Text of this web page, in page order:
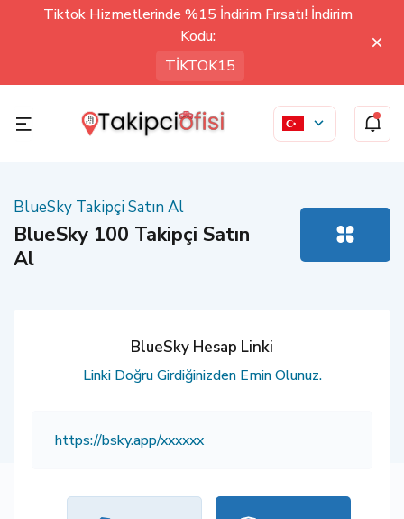
Tiktok Hizmetlerinde %15 İndirim Fırsatı! İndirim
Kodu:
TİKTOK15
BlueSky Takipçi Satın Al
BlueSky 100 Takipçi Satın
Al
BlueSky Hesap Linki
Linki Doğru Girdiğinizden Emin Olunuz.